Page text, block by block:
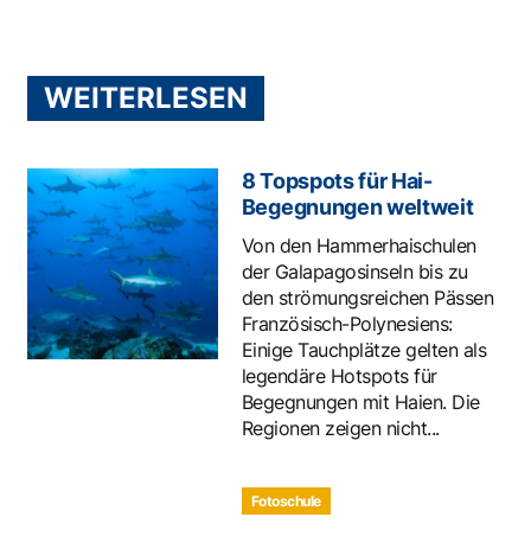
WEITERLESEN
8 Topspots für Hai-
Begegnungen weltweit
Von den Hammerhaischulen
der Galapagosinseln bis zu
den strömungsreichen Pässen
Französisch-Polynesiens:
Einige Tauchplätze gelten als
legendäre Hotspots für
Begegnungen mit Haien. Die
Regionen zeigen nicht...
Fotoschule